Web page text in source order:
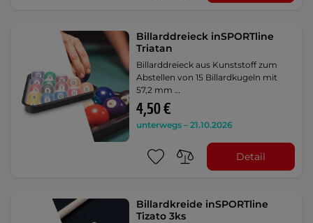
Billarddreieck inSPORTline
Triatan
Billarddreieck aus Kunststoff zum
Abstellen von 15 Billardkugeln mit
57,2 mm …
4,50 €
unterwegs – 21.10.2026
Detail
Billardkreide inSPORTline
Tizato 3ks